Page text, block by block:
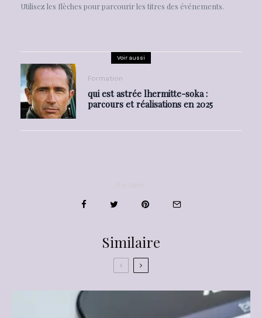
Utilisez les flèches pour parcourir les titres des événements.
Voir aussi
Formation
qui est astrée lhermitte-soka :
parcours et réalisations en 2025
Similaire